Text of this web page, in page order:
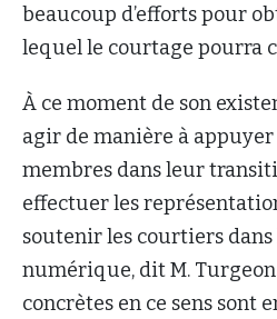
beaucoup d’efforts pour
lequel le courtage pourra
À ce moment de son
agir de manière à
membres dans leur
effectuer les
soutenir les courtiers
numérique, dit M.
concrètes en ce sens sont